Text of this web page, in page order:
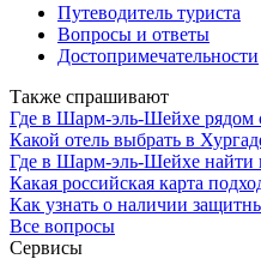
Путеводитель туриста
Вопросы и ответы
Достопримечательности
Также спрашивают
Где в Шарм-эль-Шейхе рядом
Какой отель выбрать в
Где в Шарм-эль-Шейхе найти
Какая российская карта
Как узнать о наличии
Все вопросы
Сервисы